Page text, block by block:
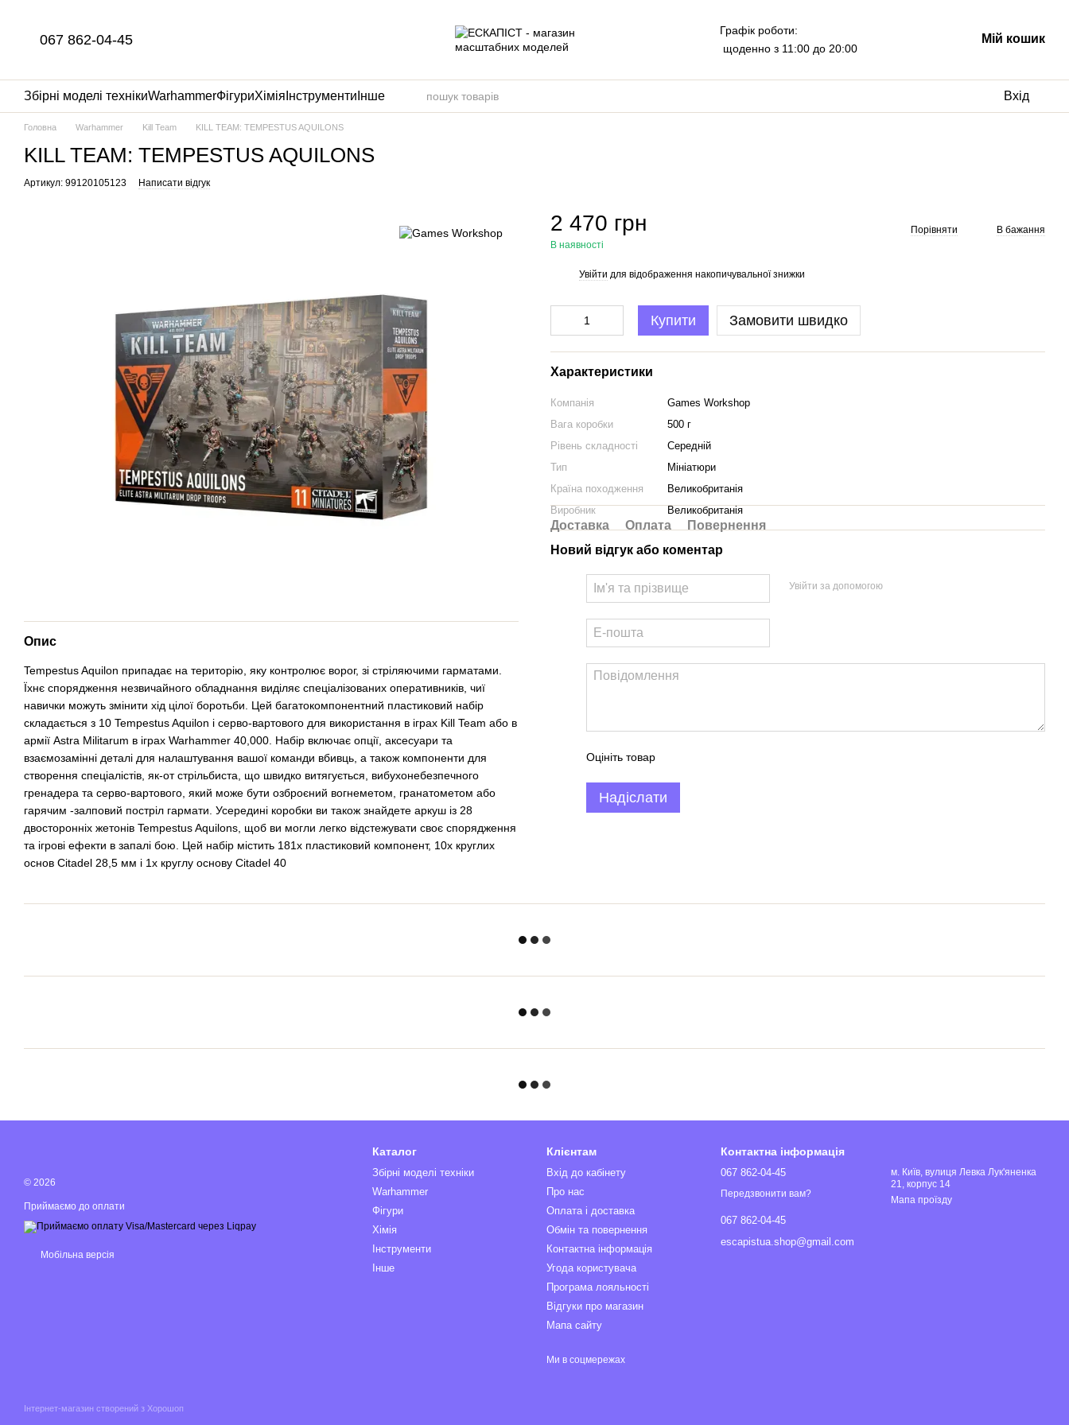
067 862-04-45
Графік роботи:
щоденно з 11:00 до 20:00
Мій кошик
Збірні моделі технікиWarhammerФігуриХімія Інструменти Інше Вхід
Головна Warhammer Kill Team KILL TEAM: TEMPESTUS AQUILONS
KILL TEAM: TEMPESTUS AQUILONS
Артикул: 99120105123 Написати відгук
Опис
Tempestus Aquilon припадає на територію, яку контролює ворог, зі стріляючими гарматами.
Їхнє спорядження незвичайного обладнання виділяє спеціалізованих оперативників, чиї
навички можуть змінити хід цілої боротьби. Цей багатокомпонентний пластиковий набір
складається з 10 Tempestus Aquilon і серво-вартового для використання в іграх Kill Team або в
армії Astra Militarum в іграх Warhammer 40,000. Набір включає опції, аксесуари та
взаємозамінні деталі для налаштування вашої команди вбивць, а також компоненти для
створення спеціалістів, як-от стрільбиста, що швидко витягується, вибухонебезпечного
гренадера та серво-вартового, який може бути озброєний вогнеметом, гранатометом або
гарячим -залповий постріл гармати. Усередині коробки ви також знайдете аркуш із 28
двосторонніх жетонів Tempestus Aquilons, щоб ви могли легко відстежувати своє спорядження
та ігрові ефекти в запалі бою. Цей набір містить 181x пластиковий компонент, 10x круглих
основ Citadel 28,5 мм і 1x круглу основу Citadel 40
2 470 грн
В наявності
Порівняти В бажання
Увійти для відображення накопичувальної знижки
Купити Замовити швидко
Характеристики
Компанія
Games Workshop
Вага коробки
500 г
Рівень складності
Середній
Тип
Мініатюри
Країна походження
Великобританія
Виробник
Великобританія
Доставка Оплата
Повернення
Новий відгук або коментар
Увійти за допомогою
Оцініть товар
Надіслати
© 2026
Приймаємо до оплати
Мобільна версія
Інтернет-магазин створений з Хорошоп
Каталог
Збірні моделі техніки
Warhammer
Фігури
Хімія
Інструменти
Інше
Клієнтам
Вхід до кабінету
Про нас
Оплата і доставка
Обмін та повернення
Контактна інформація
Угода користувача
Програма лояльності
Відгуки про магазин
Мапа сайту
Ми в соцмережах
Контактна інформація
067 862-04-45
Передзвонити вам?
067 862-04-45
escapistua.shop@gmail.com
м. Київ, вулиця Левка Лук'яненка
21, корпус 14
Мапа проїзду